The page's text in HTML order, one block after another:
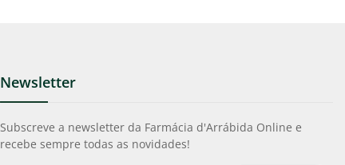
Newsletter
Subscreve a newsletter da Farmácia d'Arrábida Online e
recebe sempre todas as novidades!